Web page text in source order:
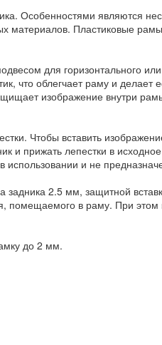
Особенностями являются
материалов. Пластиковые
для горизонтального
что облегчает раму и делает
изображение внутри
Чтобы вставить
и прижать лепестки в
и не
2.5 мм, защитной
помещаемого в раму. При этом
до 2 мм.